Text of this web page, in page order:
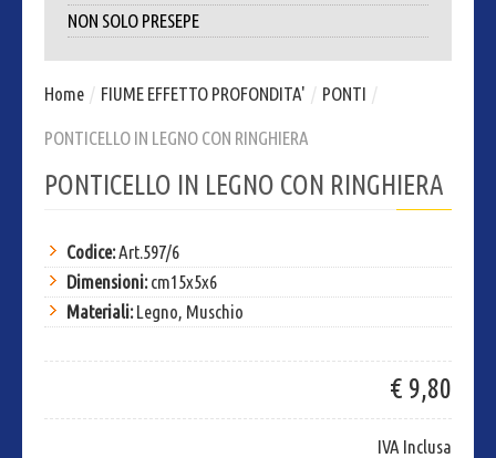
NON SOLO PRESEPE
Home / FIUME EFFETTO PROFONDITA' / PONTI /
PONTICELLO IN LEGNO CON RINGHIERA
PONTICELLO IN LEGNO CON RINGHIERA
Codice:Art.597/6
Dimensioni:cm15x5x6
Materiali:Legno, Muschio
€ 9,80
IVA Inclusa